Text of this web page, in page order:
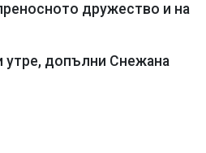
дружество и на
утре, допълни Снежана